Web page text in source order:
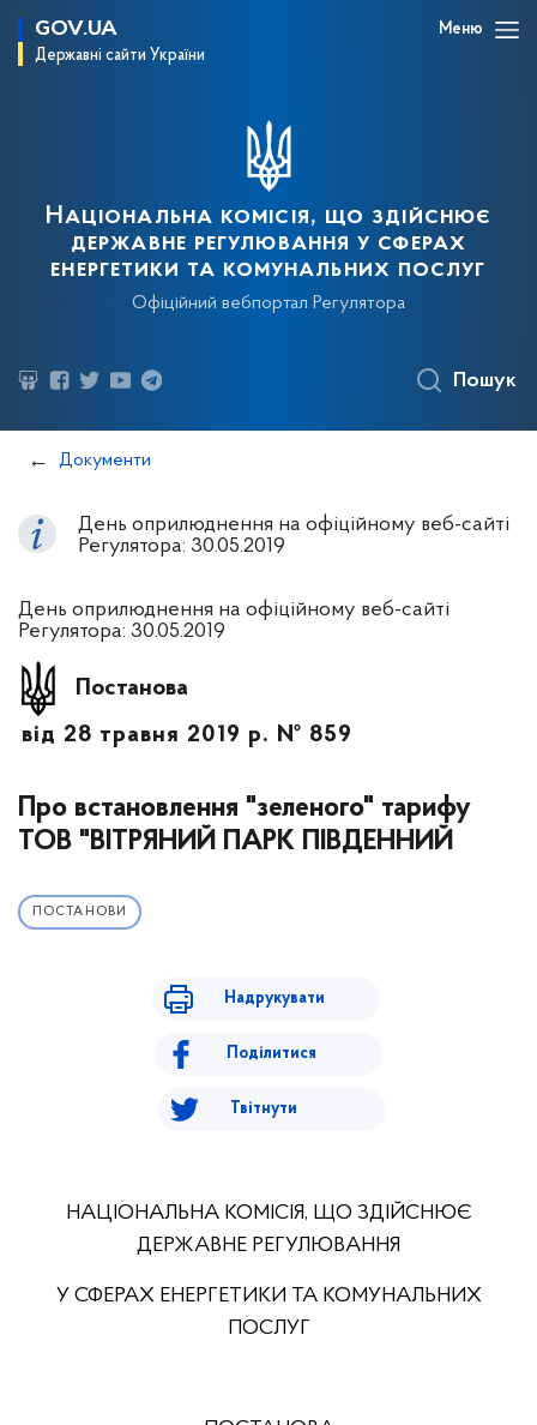
GOV.UA
Державні сайти України
Меню
Національна комісія, що здійснює
державне регулювання у сферах
енергетики та комунальних послуг
Офіційний вебпортал Регулятора
Пошук
Документи
День оприлюднення на офіційному веб-сайті
Регулятора: 30.05.2019
День оприлюднення на офіційному веб-сайті
Регулятора: 30.05.2019
Постанова
від 28 травня 2019 р. № 859
Про встановлення "зеленого" тарифу
ТОВ "ВІТРЯНИЙ ПАРК ПІВДЕННИЙ
ПОСТАНОВИ
Надрукувати
Поділитися
Твітнути
НАЦІОНАЛЬНА КОМІСІЯ, ЩО ЗДІЙСНЮЄ
ДЕРЖАВНЕ РЕГУЛЮВАННЯ
У СФЕРАХ ЕНЕРГЕТИКИ ТА КОМУНАЛЬНИХ
ПОСЛУГ